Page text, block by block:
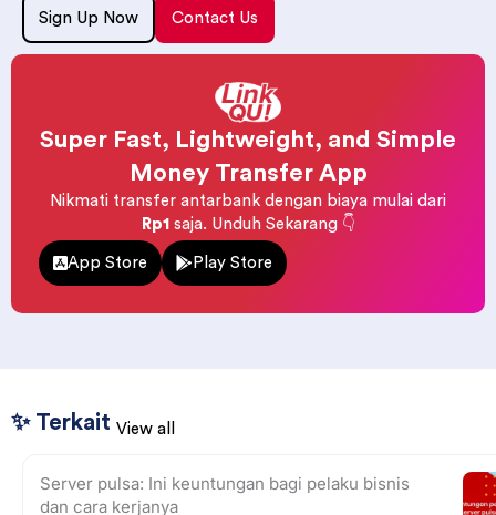
Sign Up Now Contact Us
Super Fast, Lightweight, and Simple
Money Transfer App
Nikmati transfer antarbank dengan biaya mulai dari
Rp1 saja. Unduh Sekarang 👇
App Store Play Store
✨ Terkait View all
Server pulsa: Ini keuntungan bagi pelaku bisnis
dan cara kerjanya